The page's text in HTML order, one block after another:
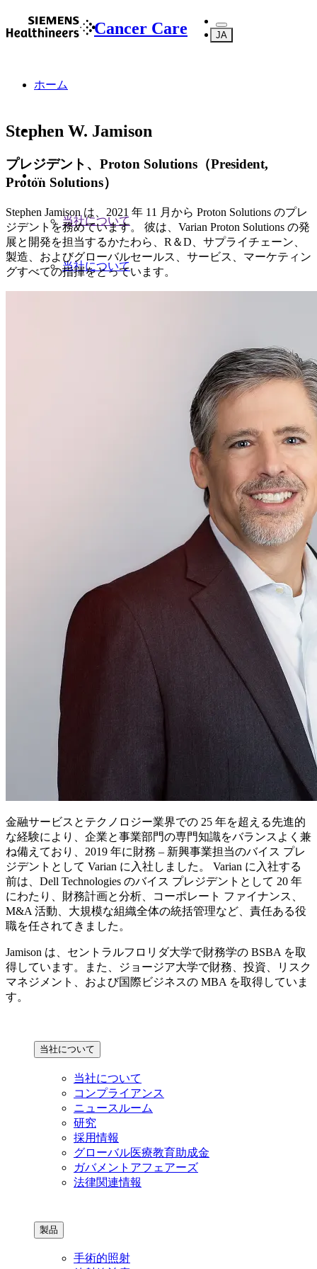
Cancer Care JA
ホーム
...
当社について
当社について
Stephen W. Jamison
プレジデント、Proton Solutions（President,
Proton Solutions）
Stephen Jamison は、2021 年 11 月から Proton Solutions のプレ
ジデントを務めています。 彼は、Varian Proton Solutions の発
展と開発を担当するかたわら、R＆D、サプライチェーン、
製造、およびグローバルセールス、サービス、マーケティン
グすべての指揮をとっています。
金融サービスとテクノロジー業界での 25 年を超える先進的
な経験により、企業と事業部門の専門知識をバランスよく兼
ね備えており、2019 年に財務 – 新興事業担当のバイス プレ
ジデントとして Varian に入社しました。 Varian に入社する
前は、Dell Technologies のバイス プレジデントとして 20 年
にわたり、財務計画と分析、コーポレート ファイナンス、
M&A 活動、大規模な組織全体の統括管理など、責任ある役
職を任されてきました。
Jamison は、セントラルフロリダ大学で財務学の BSBA を取
得しています。また、ジョージア大学で財務、投資、リスク
マネジメント、および国際ビジネスの MBA を取得していま
す。
当社について
当社について
コンプライアンス
ニュースルーム
研究
採用情報
グローバル医療教育助成金
ガバメントアフェアーズ
法律関連情報
製品
手術的照射